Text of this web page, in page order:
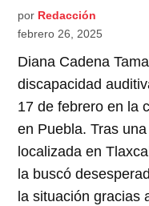
por Redacción
febrero 26, 2025
Diana Cadena
discapacidad
17 de febrero en la
en Puebla. Tras
localizada en
la buscó
la situación gracias